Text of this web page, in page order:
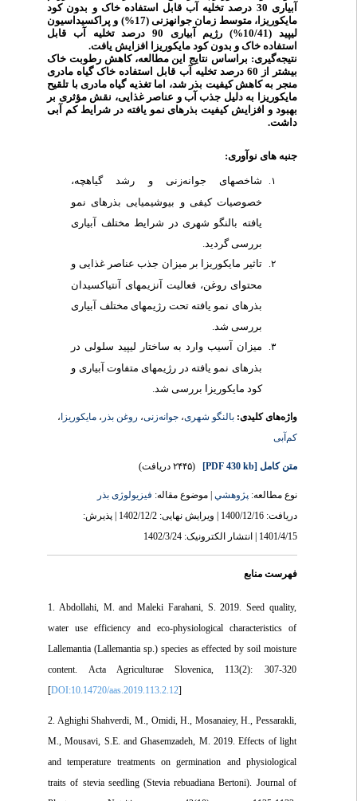
آبیاری 30 درصد تخلیه آب قابل استفاده خاک و بدون کود
مایکوریزا، متوسط زمان جوانه­زنی (17%) و پراکسیداسیون
لیپید (10/41%) رژیم آبیاری 90 درصد تخلیه آب قابل
استفاده خاک و بدون کود مایکوریزا افزایش یافت.
نتیجهگیری: براساسنتایجاین مطالعه، کاهش رطوبت خاک
بیشتر از 60 درصد تخلیه آب قابل استفاده خاک گیاه مادری
منجر به کاهش کیفیت بذر شد، اما تغذیه گیاه مادری با تلقیح
مایکوریزا به دلیل جذب آب و عناصر غذایی، نقش مؤثری بر
بهبود و افزایش کیفیت بذرهای نمو یافته در شرایط کم آبی
داشت.
جنبه­ های نوآوری:
شاخص­های جوانهزنی و رشد گیاهچه،
خصوصیات کیفی و بیوشیمیایی بذرهای نمو
یافته بالنگو شهری در شرایط مختلف آبیاری
بررسی گردید.
تاثیر مایکوریزا بر میزان جذب عناصر غذایی و
محتوای روغن، فعالیت آنزیم­های آنتی­اکسیدان
بذرهای نمو یافته تحت رژیم­های مختلف آبیاری
بررسی شد.
میزان آسیب وارد به ساختار لیپید سلولی در
بذرهای نمو یافته در رژیم­های متفاوت آبیاری و
کود مایکوریزا بررسی شد.
واژه‌های کلیدی:بالنگو شهری،جوانه‌زنی، روغن بذر،مایکوریزا،
کم‌آبی
متن کامل[PDF 430 kb] (۲۴۴۵ دریافت)
نوع مطالعه:پژوهشي| موضوع مقاله:فیزیولوژی بذر
دریافت: 1400/12/16 | ویرایش نهایی: 1402/12/2 | پذیرش:
1401/4/15 | انتشار الکترونیک: 1402/3/24
فهرست منابع
1. Abdollahi, M. and Maleki Farahani, S. 2019. Seed quality,
water use efficiency and eco-physiological characteristics of
Lallemantia (Lallemantia sp.) species as effected by soil moisture
content. Acta Agriculturae Slovenica, 113(2): 307-320
[DOI:10.14720/aas.2019.113.2.12
2. Aghighi Shahverdi, M., Omidi, H., Mosanaiey, H., Pessarakli,
M., Mousavi, S.E. and Ghasemzadeh, M. 2019. Effects of light
and temperature treatments on germination and physiological
traits of stevia seedling (Stevia rebuadiana Bertoni). Journal of